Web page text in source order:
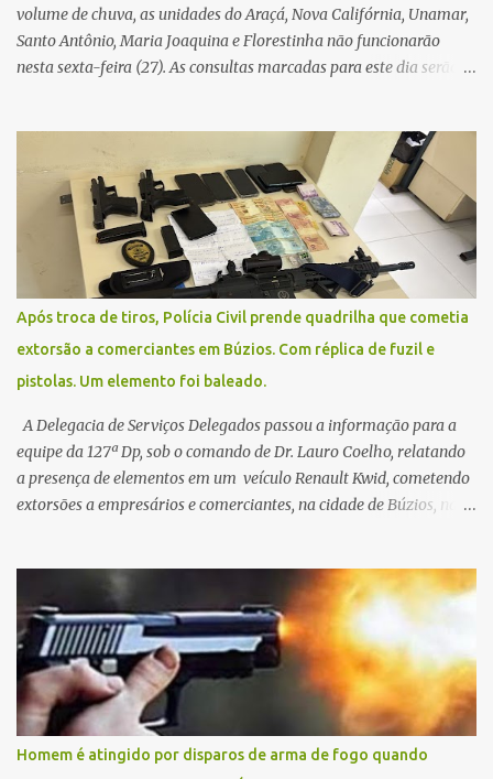
volume de chuva, as unidades do Araçá, Nova Califórnia, Unamar,
Santo Antônio, Maria Joaquina e Florestinha não funcionarão
nesta sexta-feira (27). As consultas marcadas para este dia serão
Contamos com a compreensão de toda população, pois se trata de
uma situação climática que foge ao controle da administração
pública.
Após troca de tiros, Polícia Civil prende quadrilha que cometia
extorsão a comerciantes em Búzios. Com réplica de fuzil e
pistolas. Um elemento foi baleado.
A Delegacia de Serviços Delegados passou a informação para a
equipe da 127ª Dp, sob o comando de Dr. Lauro Coelho, relatando
a presença de elementos em um veículo Renault Kwid, cometendo
extorsões a empresários e comerciantes, na cidade de Búzios, na
fugir da cidade Buziana. Um dos detidos é policial civil e este foi
baleado na perna na troca de tiros . Na ocorrência, três armas,
pistolas e uma réplica de fuzil, foram apreendidas. O homem
baleado foi identificado como Claudio Bastos, conhecido no meio
político.
Homem é atingido por disparos de arma de fogo quando